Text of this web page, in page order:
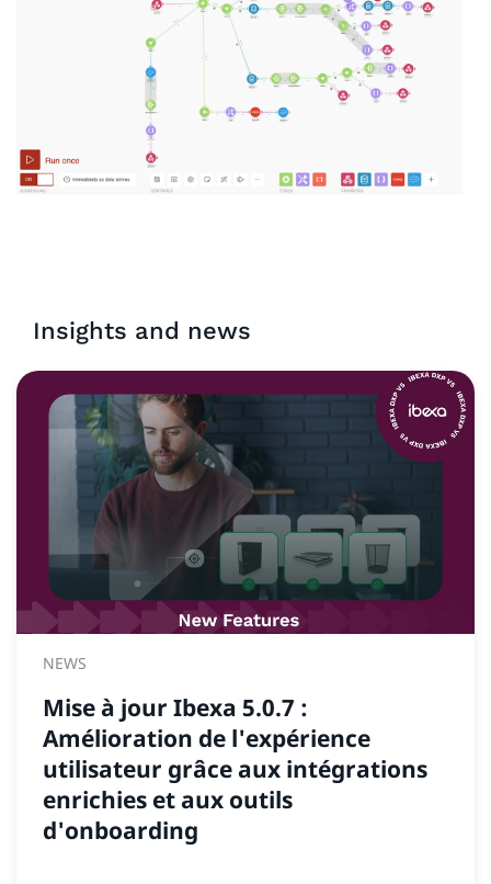
Insights and news
NEWS
Mise à jour Ibexa 5.0.7 :
Amélioration de l'expérience
utilisateur grâce aux intégrations
enrichies et aux outils
d'onboarding